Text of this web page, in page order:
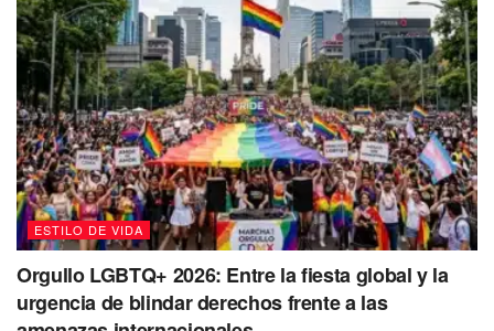
semana en el que debes mantenerte alejada de cualquier
actividad sospechosa o ilegal.
ESTILO DE VIDA
Orgullo LGBTQ+ 2026: Entre la fiesta global y la
urgencia de blindar derechos frente a las